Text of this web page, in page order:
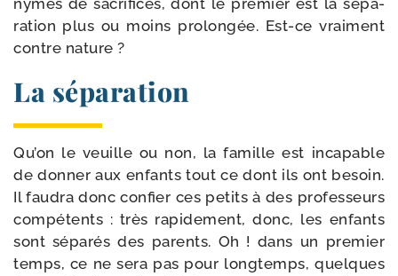
nymes de sacri­fices, dont le pre­mier est la sépa­
ra­tion plus ou moins pro­lon­gée. Est-​ce vrai­ment
contre nature ?
La séparation
Qu’on le veuille ou non, la famille est inca­pable
de don­ner aux enfants tout ce dont ils ont besoin.
Il fau­dra donc confier ces petits à des pro­fes­seurs
com­pé­tents : très rapi­de­ment, donc, les enfants
sont sépa­rés des parents. Oh ! dans un pre­mier
temps, ce ne sera pas pour long­temps, quelques